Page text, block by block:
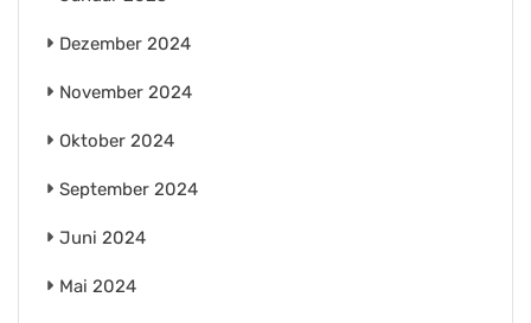
Dezember 2024
November 2024
Oktober 2024
September 2024
Juni 2024
Mai 2024